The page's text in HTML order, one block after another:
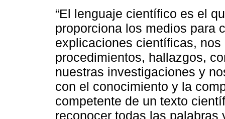
“El lenguaje científico es el
proporciona los medios para
explicaciones científicas,
procedimientos, hallazgos,
nuestras investigaciones y
con el conocimiento y la
competente de un texto
reconocer todas las